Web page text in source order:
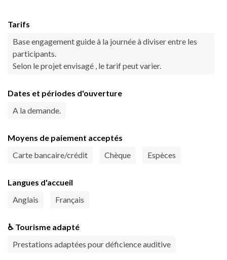
Tarifs
Base engagement guide à la journée à diviser entre les
participants.
Selon le projet envisagé , le tarif peut varier.
Dates et périodes d'ouverture
A la demande.
Moyens de paiement acceptés
Carte bancaire/crédit
Chèque Espèces
Langues d'accueil
Anglais
Français
♿ Tourisme adapté
Prestations adaptées pour déficience auditive